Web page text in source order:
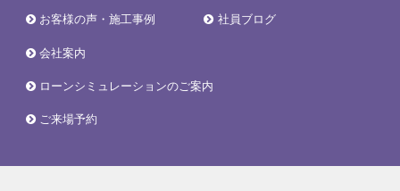
お客様の声・施工事例 社員ブログ
会社案内
ローンシミュレーションのご案内
ご来場予約